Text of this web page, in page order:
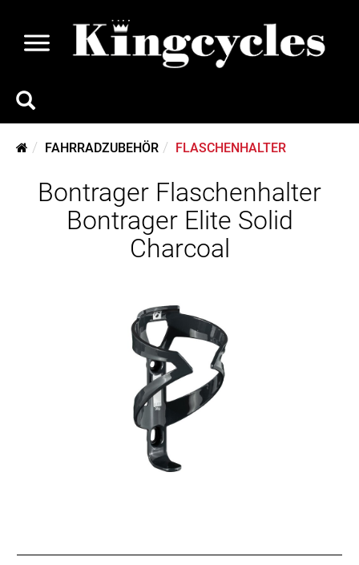
FAHRRADZUBEHÖR FLASCHENHALTER
Bontrager Flaschenhalter
Bontrager Elite Solid
Charcoal